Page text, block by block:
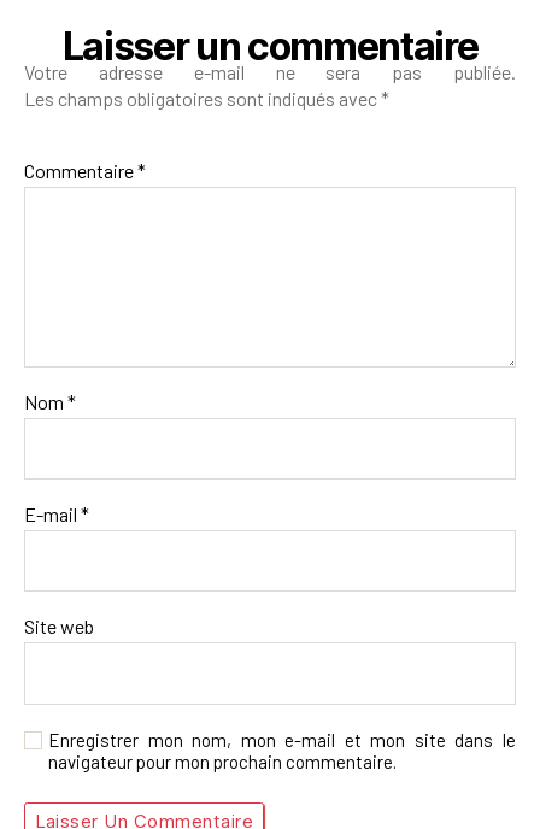
Laisser un commentaire
Votre adresse e-mail ne sera pas publiée.
Les champs obligatoires sont indiqués avec*
Commentaire*
Nom *
E-mail *
Site web
Enregistrer mon nom, mon e-mail et mon site dans le
navigateur pour mon prochain commentaire.